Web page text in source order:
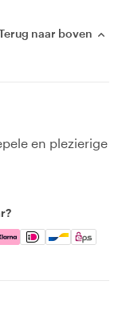
naar boven
en plezierige
Pay, Google